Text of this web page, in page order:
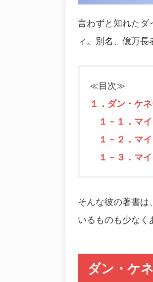
言わずと知れたダ
ィ。別名、億万長
≪目次≫
１．ダン・ケ
１－１．マイ
１－２．マイ
１－３．マイ
そんな彼の著書は
いるものも少なく
ダン・ケ